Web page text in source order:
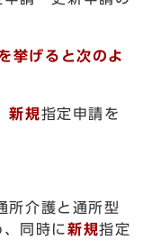
挙げると次のよ
新規指定申請を
介護と通所型
、同時に新規指定